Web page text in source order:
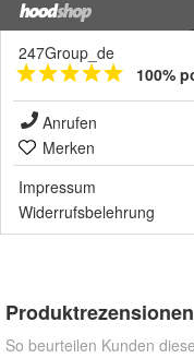
247Group_de
100%
Anrufen
Merken
Impressum
Widerrufsbelehrung
Produktrezensionen
So beurteilen Kunden